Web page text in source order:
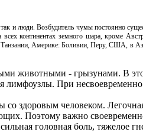
и люди. Возбудитель чумы постоянно
континентах земного шара, кроме
Танзании, Америке: Боливии, Перу, США, в
животными - грызунами. В
лимфоузлы. При
со здоровым человеком.
Поэтому важно
головная боль, тяжелое